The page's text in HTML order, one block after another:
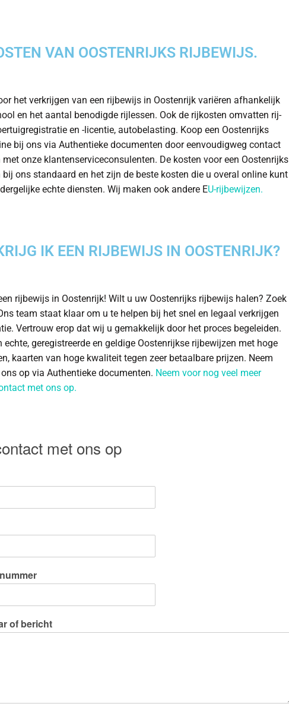
VAN OOSTENRIJKS RIJBEWIJS.
het verkrijgen van een rijbewijs in Oostenrijk variëren afhankelijk
en het aantal benodigde rijlessen. Ook de rijkosten omvatten rij-
en -licentie, autobelasting. Koop een Oostenrijks
bij ons via Authentieke documenten door eenvoudigweg contact
met onze klantenserviceconsulenten. De kosten voor een Oostenrijks
ons standaard en het zijn de beste kosten die u overal online kunt
echte diensten. Wij maken ook andere EU-rijbewijzen.
IK EEN RIJBEWIJS IN OOSTENRIJK?
rijbewijs in Oostenrijk! Wilt u uw Oostenrijks rijbewijs halen? Zoek
team staat klaar om u te helpen bij het snel en legaal verkrijgen
Vertrouw erop dat wij u gemakkelijk door het proces begeleiden.
echte, geregistreerde en geldige Oostenrijkse rijbewijzen met hoge
kaarten van hoge kwaliteit tegen zeer betaalbare prijzen. Neem
op via Authentieke documenten. Neem voor nog veel meer
met ons op.
met ons op
of bericht